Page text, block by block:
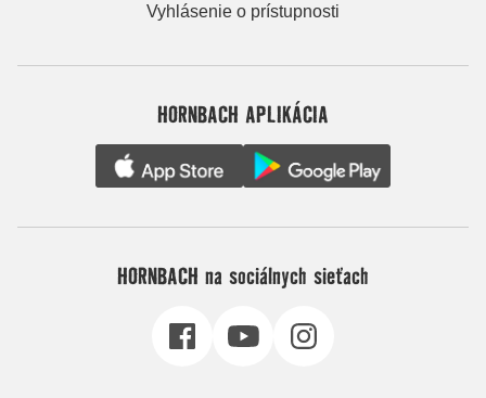
Vyhlásenie o prístupnosti
HORNBACH APLIKÁCIA
HORNBACH na sociálnych sieťach